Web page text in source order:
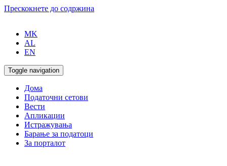
Прескокнете до содржина
MK
AL
EN
Toggle navigation
Дома
Податочни сетови
Вести
Апликации
Истражувања
Барање за податоци
За порталот